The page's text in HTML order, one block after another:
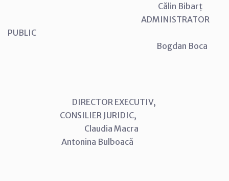
Călin Bibarț
ADMINISTRATOR
PUBLIC
Bogdan Boca
DIRECTOR EXECUTIV,
CONSILIER JURIDIC,
Claudia Macra
Antonina Bulboacă